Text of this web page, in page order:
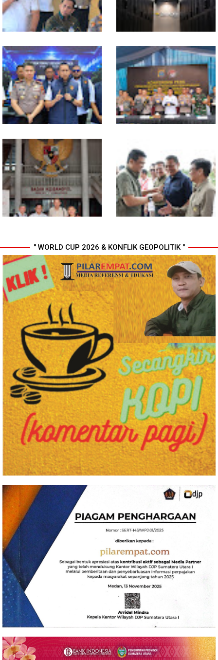
Penyumbang Tertinggi
Polresta Deliserdang
Musnahkan 1,2 Kilo Gram
Sabu-sabu: Tiga Tersangka
Gagal Edarkan Ribuan Dosis
Narkoba
Indosat, Ooredoo Group,
Nokia, dan NVIDIA Luncurkan
Zankore by Indosat, Siap
Layani Kawasan Asia-Pasifik
dengan Platform Infrastruktur
AI Terintegerasi
Polda Sumut Bongkar Sindikat
Scamming Internasional di
Apartemen Medan, Korban
Rugi Rp6,7 Miliar
Selama 300 Hari, Polrestabes
Medan Tangkap 1.434
Tersangka Narkoba
MIO Indonesia Sumut Resmi
Daftarkan Organisasi ke
Kesbangpol, Langkah Awal
Perkuat Profesionalisme
Media Online
Komisi D DPRDSU Ikut Gubsu
Bobby Nasution Berkantor di
Nias
" WORLD CUP 2026 & KONFLIK GEOPOLITIK "